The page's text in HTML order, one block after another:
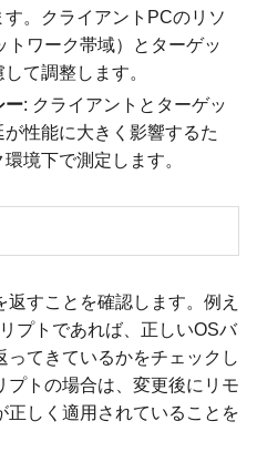
。クライアントPCのリソ
トワーク帯域）とターゲッ
て調整します。
ー: クライアントとターゲッ
が性能に大きく影響するた
境下で測定します。
すことを確認します。例え
プトであれば、正しいOSバ
てきているかをチェックし
プトの場合は、変更後にリモ
正しく適用されていることを